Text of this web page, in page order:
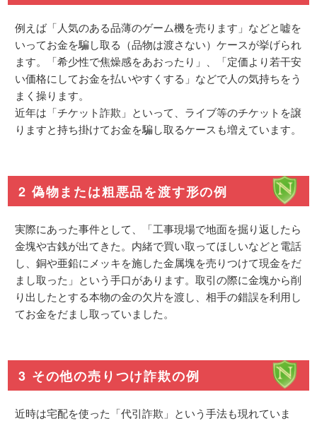
例えば「人気のある品薄のゲーム機を売ります」などと嘘を
いってお金を騙し取る（品物は渡さない）ケースが挙げられ
ます。「希少性で焦燥感をあおったり」、「定価より若干安
い価格にしてお金を払いやすくする」などで人の気持ちをう
まく操ります。
近年は「チケット詐欺」といって、ライブ等のチケットを譲
りますと持ち掛けてお金を騙し取るケースも増えています。
2 偽物または粗悪品を渡す形の例
実際にあった事件として、「工事現場で地面を掘り返したら
金塊や古銭が出てきた。内緒で買い取ってほしいなどと電話
し、銅や亜鉛にメッキを施した金属塊を売りつけて現金をだ
まし取った」という手口があります。取引の際に金塊から削
り出したとする本物の金の欠片を渡し、相手の錯誤を利用し
てお金をだまし取っていました。
3 その他の売りつけ詐欺の例
近時は宅配を使った「代引詐欺」という手法も現れていま